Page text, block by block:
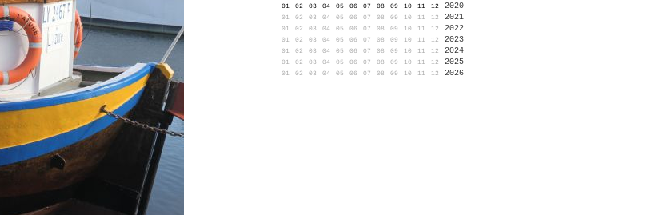
01 02 03 04 05 06 07 08 09 10 11 12 2020
01 02 03 04 05 06 07 08 09 10 11 12 2021
01 02 03 04 05 06 07 08 09 10 11 12 2022
01 02 03 04 05 06 07 08 09 10 11 12 2023
01 02 03 04 05 06 07 08 09 10 11 12 2024
01 02 03 04 05 06 07 08 09 10 11 12 2025
01 02 03 04 05 06 07 08 09 10 11 12 2026